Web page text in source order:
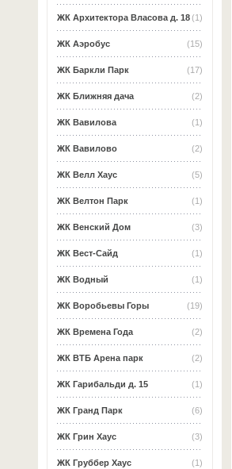
(1)
ЖК Архитектора Власова д. 18
(15)
ЖК Аэробус
(17)
ЖК Баркли Парк
(2)
ЖК Ближняя дача
(1)
ЖК Вавилова
(2)
ЖК Вавилово
(5)
ЖК Велл Хаус
(1)
ЖК Велтон Парк
(3)
ЖК Венский Дом
(1)
ЖК Вест-Сайд
(1)
ЖК Водный
(19)
ЖК Воробьевы Горы
(2)
ЖК Времена Года
(2)
ЖК ВТБ Арена парк
(1)
ЖК Гарибальди д. 15
(6)
ЖК Гранд Парк
(3)
ЖК Грин Хаус
(1)
ЖК Груббер Хаус